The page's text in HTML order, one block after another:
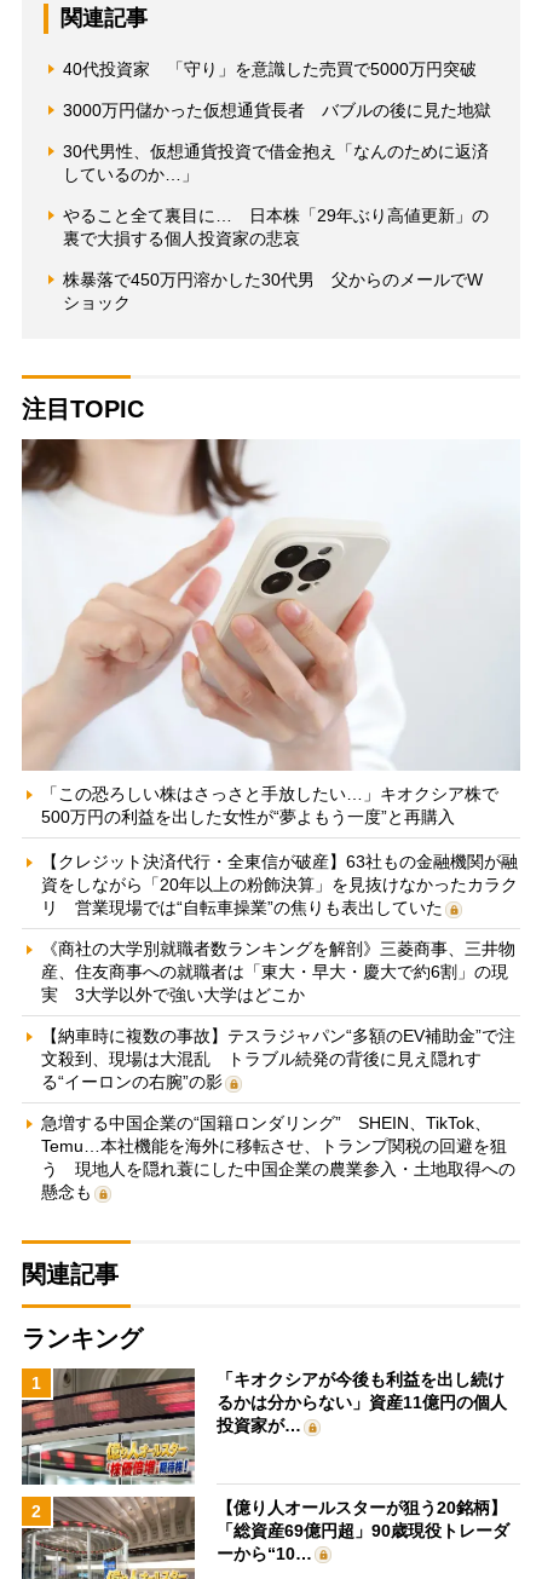
関連記事
40代投資家 「守り」を意識した売買で5000万円突破
3000万円儲かった仮想通貨長者 バブルの後に見た地獄
30代男性、仮想通貨投資で借金抱え「なんのために返済
しているのか…」
やること全て裏目に… 日本株「29年ぶり高値更新」の
裏で大損する個人投資家の悲哀
株暴落で450万円溶かした30代男 父からのメールでW
ショック
注目TOPIC
「この恐ろしい株はさっさと手放したい…」キオクシア株で
500万円の利益を出した女性が“夢よもう一度”と再購入
【クレジット決済代行・全東信が破産】63社もの金融機関が融
資をしながら「20年以上の粉飾決算」を見抜けなかったカラク
リ 営業現場では“自転車操業”の焦りも表出していた
《商社の大学別就職者数ランキングを解剖》三菱商事、三井物
産、住友商事への就職者は「東大・早大・慶大で約6割」の現
実 3大学以外で強い大学はどこか
【納車時に複数の事故】テスラジャパン“多額のEV補助金”で注
文殺到、現場は大混乱 トラブル続発の背後に見え隠れす
る“イーロンの右腕”の影
急増する中国企業の“国籍ロンダリング” SHEIN、TikTok、
Temu…本社機能を海外に移転させ、トランプ関税の回避を狙
う 現地人を隠れ蓑にした中国企業の農業参入・土地取得への
懸念も
関連記事
ランキング
1
「キオクシアが今後も利益を出し続け
るかは分からない」資産11億円の個人
投資家が…
2
【億り人オールスターが狙う20銘柄】
「総資産69億円超」90歳現役トレーダ
ーから“10…